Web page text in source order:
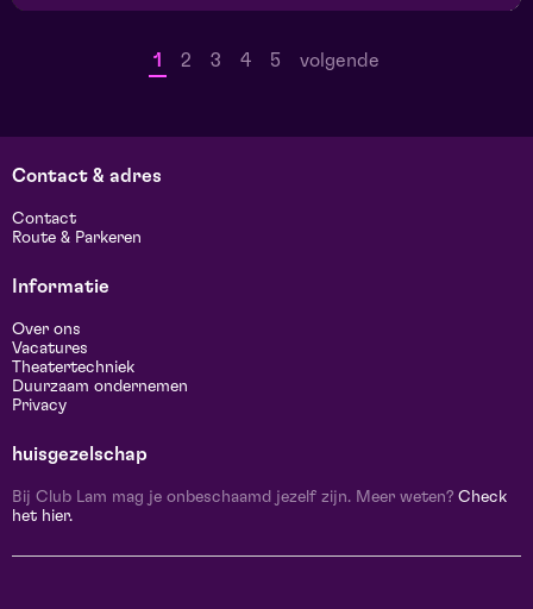
1 2 3 4 5 volgende
Contact & adres
Contact
Route & Parkeren
Informatie
Over ons
Vacatures
Theatertechniek
Duurzaam ondernemen
Privacy
huisgezelschap
Bij Club Lam mag je onbeschaamd jezelf zijn. Meer weten? Check
het hier.